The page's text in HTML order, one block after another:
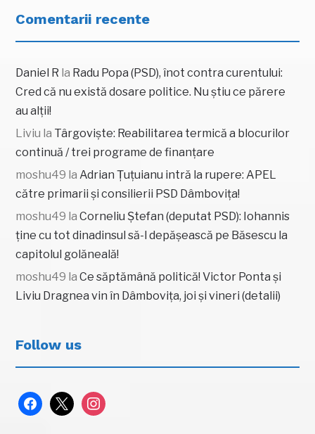
Comentarii recente
Daniel R la Radu Popa (PSD), înot contra curentului:
Cred că nu există dosare politice. Nu știu ce părere
au alții!
Liviu la Târgoviște: Reabilitarea termică a blocurilor
continuă / trei programe de finanțare
moshu49 laAdrian Țuțuianu intră la rupere: APEL
către primarii și consilierii PSD Dâmbovița!
moshu49 laCorneliu Ștefan (deputat PSD): Iohannis
ține cu tot dinadinsul să-l depășească pe Băsescu la
capitolul golăneală!
moshu49 laCe săptămână politică! Victor Ponta și
Liviu Dragnea vin în Dâmbovița, joi și vineri (detalii)
Follow us
facebook
x instagram